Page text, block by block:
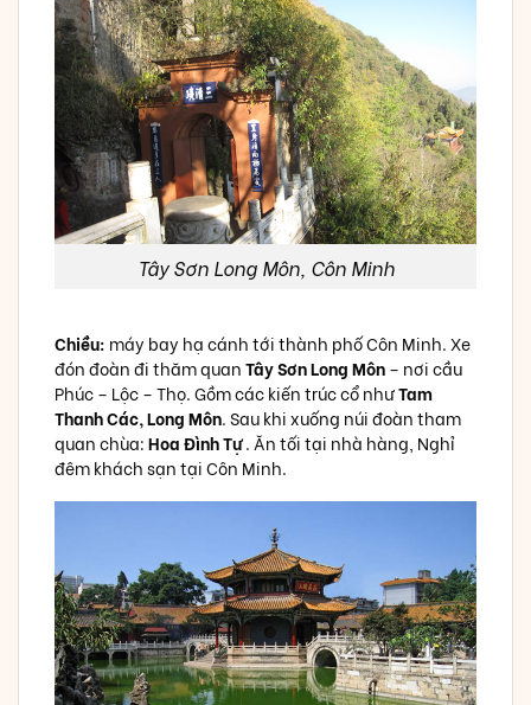
Tây Sơn Long Môn, Côn Minh
Chiều: máy bay hạ cánh tới thành phố Côn Minh. Xe
đón đoàn đi thăm quanTây Sơn Long Môn– nơi cầu
Phúc – Lộc – Thọ. Gồm các kiến trúc cổ nhưTam
Thanh Các, Long Môn. Sau khi xuống núi đoàn tham
quan chùa:Hoa Đình Tự. Ăn tối tại nhà hàng, Nghỉ
đêm khách sạn tại Côn Minh.